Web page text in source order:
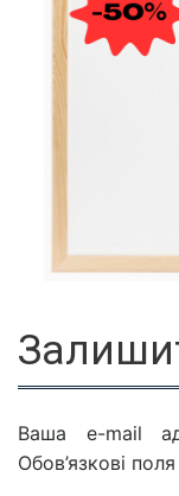
Ваша e-mail
Обов’язкові